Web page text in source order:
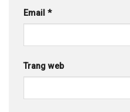
Email *
Trang web